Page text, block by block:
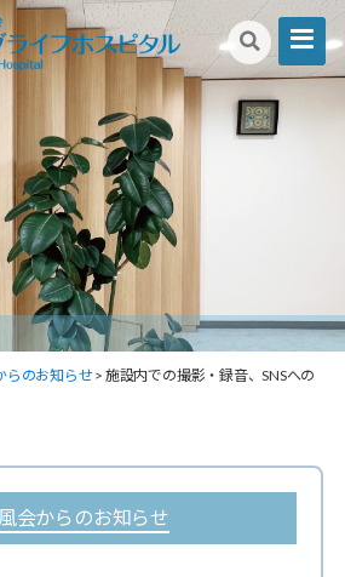
会
ロ
ン
グ
ラ
らのお知らせ> 施設内での撮影・録音、SNSへの
会からのお知らせ